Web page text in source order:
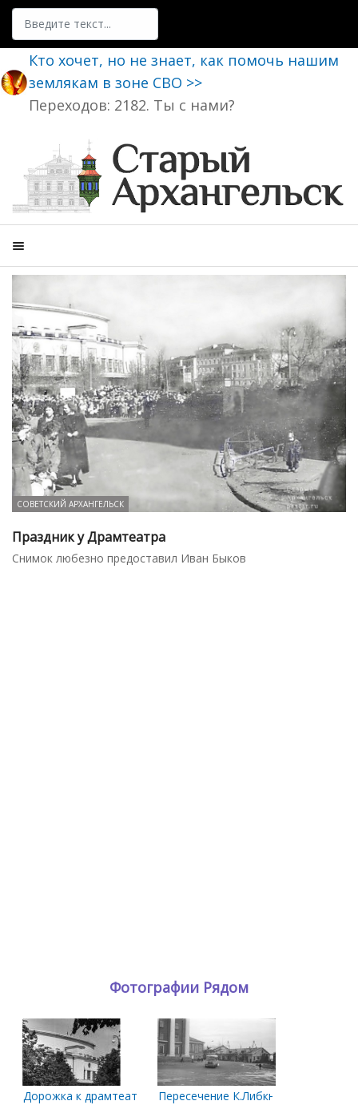
Поиск
Кто хочет, но не знает, как помочь нашим
землякам в зоне СВО >>
Переходов: 2182. Ты с нами?
СОВЕТСКИЙ АРХАНГЕЛЬСК
Праздник у Драмтеатра
Снимок любезно предоставил Иван Быков
Фотографии Рядом
Дорожка к драмтеатру Пересечение К.Либкнехта и